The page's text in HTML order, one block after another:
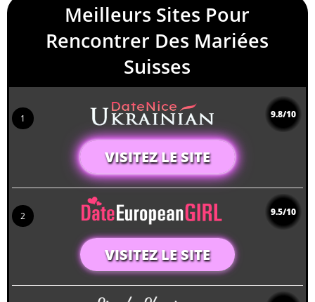
Meilleurs Sites Pour
Rencontrer Des Mariées
Suisses
1 9.8/10
VISITEZ LE SITE
2 9.5/10
VISITEZ LE SITE